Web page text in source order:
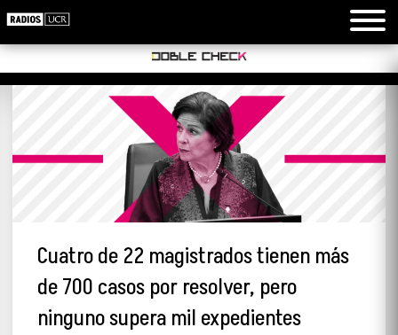
Cuatro de 22 magistrados tienen más
de 700 casos por resolver, pero
ninguno supera mil expedientes